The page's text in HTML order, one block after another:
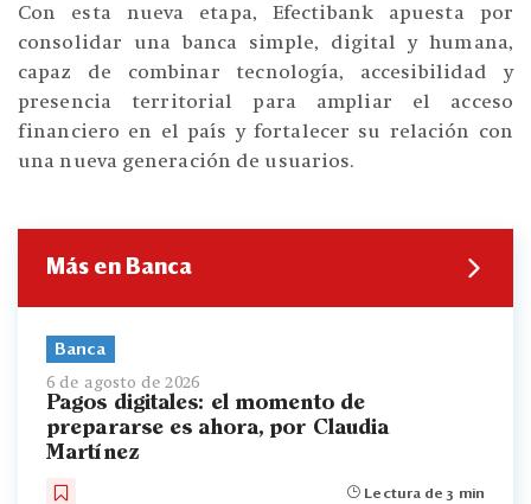
Con esta nueva etapa, Efectibank apuesta por
consolidar una banca simple, digital y humana,
capaz de combinar tecnología, accesibilidad y
presencia territorial para ampliar el acceso
financiero en el país y fortalecer su relación con
una nueva generación de usuarios.
Más en Banca
Banca
6 de agosto de 2026
Pagos digitales: el momento de
prepararse es ahora, por Claudia
Martínez
Lectura de 3 min